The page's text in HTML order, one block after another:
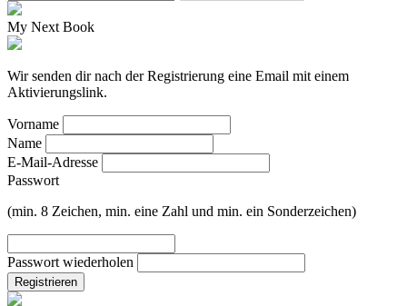
My Next Book
Wir senden dir nach der Registrierung eine Email mit einem
Aktivierungslink.
Vorname
Name
E-Mail-Adresse
Passwort
(min. 8 Zeichen, min. eine Zahl und min. ein Sonderzeichen)
Passwort wiederholen
Registrieren